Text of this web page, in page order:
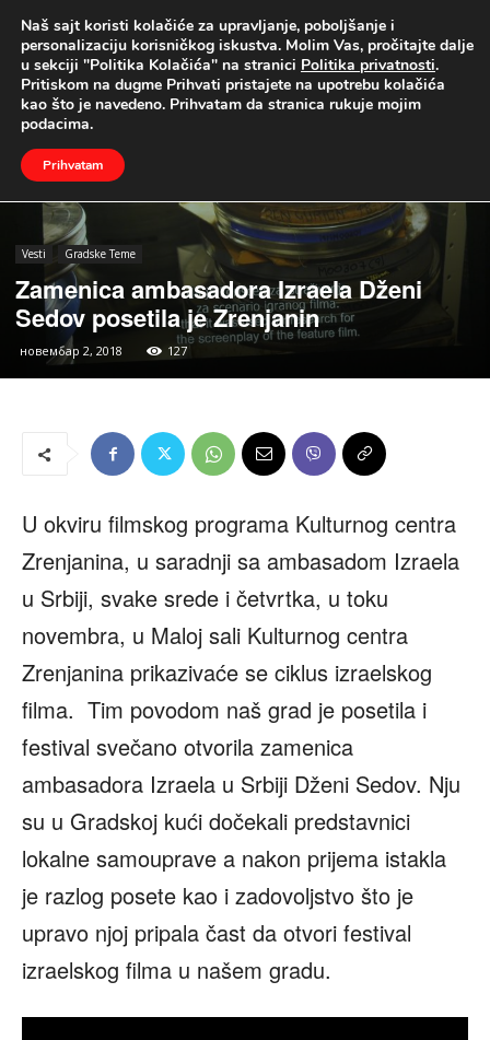
UŽIVO
Naslovna Vesti Gradske Teme
Vesti Gradske Teme
Zamenica ambasadora Izraela Dženi
Sedov posetila je Zrenjanin
новембар 2, 2018 127
U okviru filmskog programa Kulturnog centra
Zrenjanina, u saradnji sa ambasadom Izraela
u Srbiji, svake srede i četvrtka, u toku
novembra, u Maloj sali Kulturnog centra
Zrenjanina prikazivaće se ciklus izraelskog
filma. Tim povodom naš grad je posetila i
festival svečano otvorila zamenica
ambasadora Izraela u Srbiji Dženi Sedov. Nju
su u Gradskoj kući dočekali predstavnici
lokalne samouprave a nakon prijema istakla
je razlog posete kao i zadovoljstvo što je
upravo njoj pripala čast da otvori festival
izraelskog filma u našem gradu.
Naš sajt koristi kolačiće za upravljanje, poboljšanje i
personalizaciju korisničkog iskustva. Molim Vas, pročitajte dalje
u sekciji "Politika Kolačića" na stranici Politika privatnosti.
Pritiskom na dugme Prihvati pristajete na upotrebu kolačića
kao što je navedeno. Prihvatam da stranica rukuje mojim
podacima.
Prihvatam